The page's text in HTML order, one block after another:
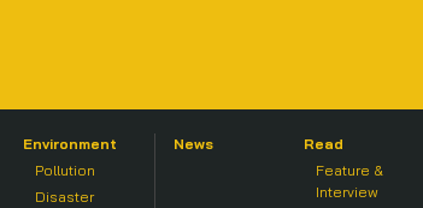
Environment
Pollution
Disaster
News
Read
Feature &
Interview